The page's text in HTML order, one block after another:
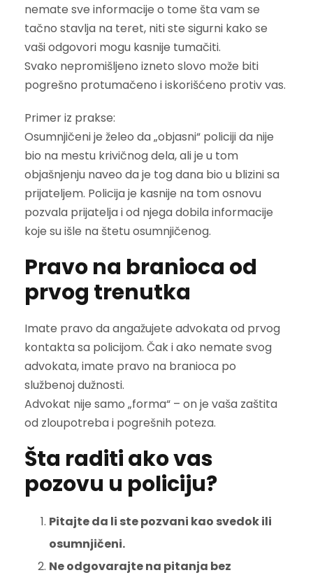
nemate sve informacije o tome šta vam se
tačno stavlja na teret, niti ste sigurni kako se
vaši odgovori mogu kasnije tumačiti.
Svako nepromišljeno izneto slovo može biti
pogrešno protumačeno i iskorišćeno protiv vas.
Primer iz prakse:
Osumnjičeni je želeo da „objasni“ policiji da nije
bio na mestu krivičnog dela, ali je u tom
objašnjenju naveo da je tog dana bio u blizini sa
prijateljem. Policija je kasnije na tom osnovu
pozvala prijatelja i od njega dobila informacije
koje su išle na štetu osumnjičenog.
Pravo na branioca od
prvog trenutka
Imate pravo da angažujete advokata od prvog
kontakta sa policijom. Čak i ako nemate svog
advokata, imate pravo na branioca po
službenoj dužnosti.
Advokat nije samo „forma“ – on je vaša zaštita
od zloupotreba i pogrešnih poteza.
Šta raditi ako vas
pozovu u policiju?
Pitajte da li ste pozvani kao svedok ili
osumnjičeni.
Ne odgovarajte na pitanja bez